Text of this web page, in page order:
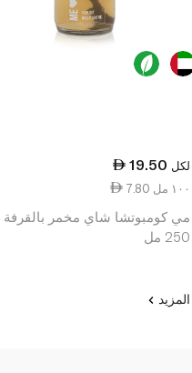
19.50 لكل
7.80 ١٠٠ مل
مي كومبوتشا شاي مخمر بالقرفة
250 مل
المزيد